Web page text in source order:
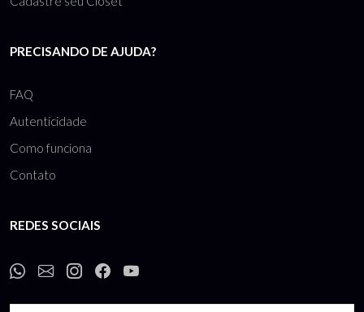
PRECISANDO DE AJUDA?
FAQ
Autenticidade
Como funciona
Contato
REDES SOCIAIS